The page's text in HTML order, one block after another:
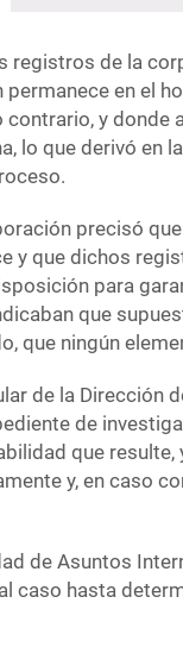
registros de la
permanece en el
contrario, y donde
lo que derivó en
precisó
y que dichos
para
que
que ningún
de la Dirección
de
que
y, en caso
de Asuntos
caso hasta